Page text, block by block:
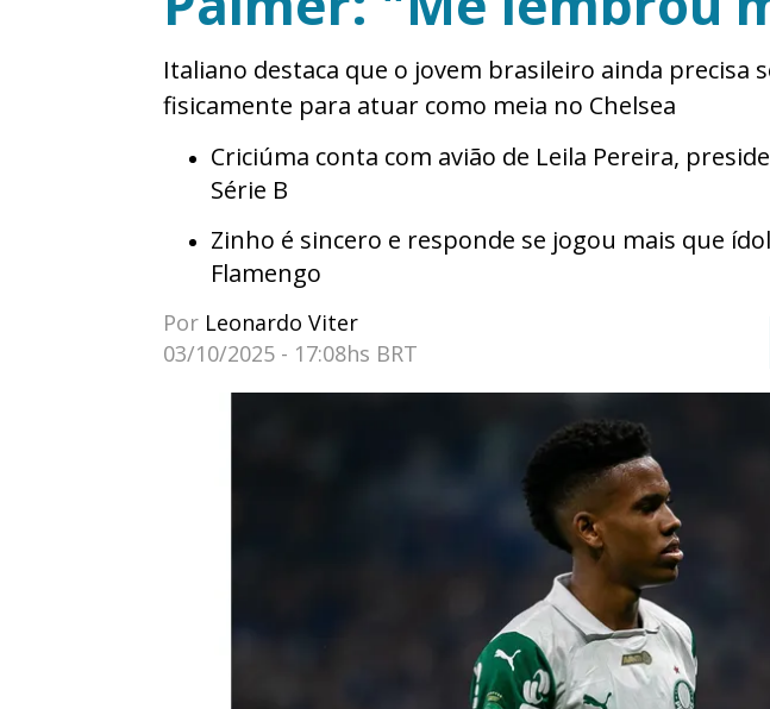
Italiano destaca que o jovem brasileiro ainda precisa
fisicamente para atuar como meia no Chelsea
Criciúma conta com avião de Leila Pereira,
Série B
Zinho é sincero e responde se jogou mais que
Flamengo
Por Leonardo Viter
03/10/2025 - 17:08hs BRT